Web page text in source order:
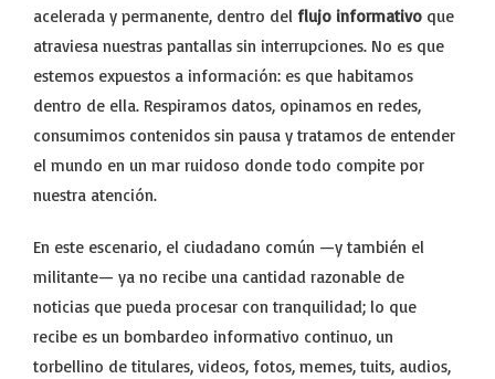
acelerada y permanente, dentro del flujo informativo que
atraviesa nuestras pantallas sin interrupciones. No es que
estemos expuestos a información: es que habitamos
dentro de ella. Respiramos datos, opinamos en redes,
consumimos contenidos sin pausa y tratamos de entender
el mundo en un mar ruidoso donde todo compite por
nuestra atención.
En este escenario, el ciudadano común —y también el
militante— ya no recibe una cantidad razonable de
noticias que pueda procesar con tranquilidad; lo que
recibe es un bombardeo informativo continuo, un
torbellino de titulares, videos, fotos, memes, tuits, audios,